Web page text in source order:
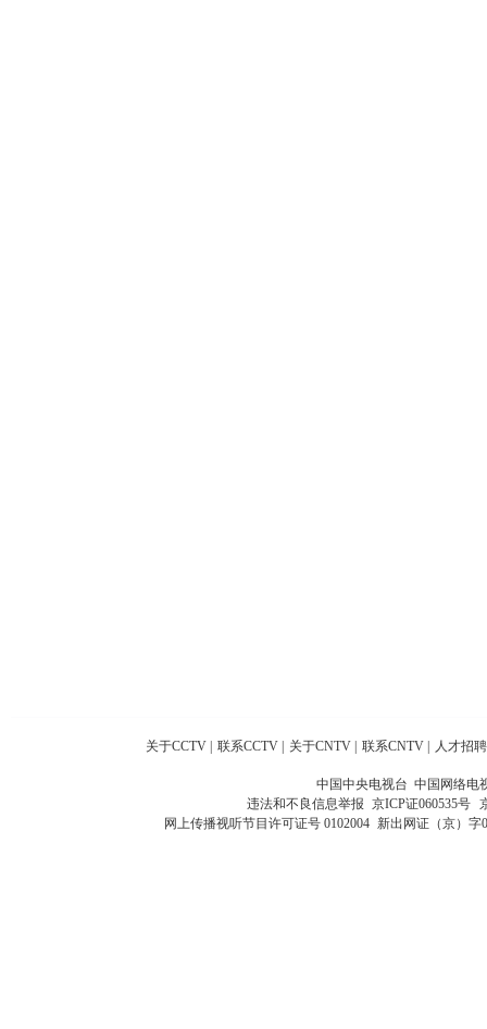
关于CCTV 联系CCTV 关于CNTV 联系CNTV 人才招聘
中国中央电视台 中国网络电
违法和不良信息举报 京ICP证060535号
网上传播视听节目许可证号 0102004 新出网证（京）